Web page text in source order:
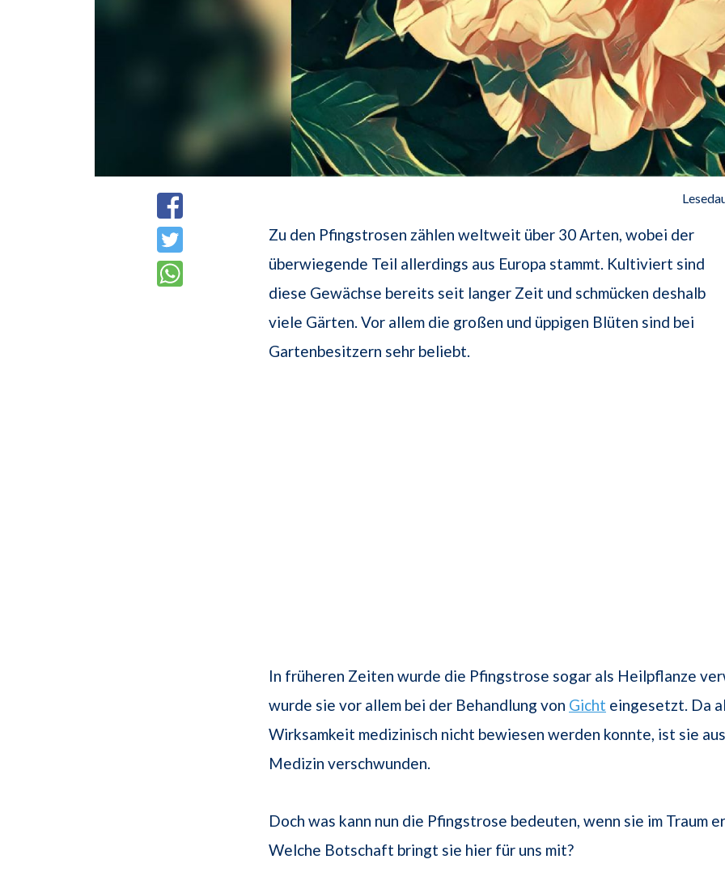
Zu den Pfingstrosen zählen weltweit über 30 Arten, wobei der
überwiegende Teil allerdings aus Europa stammt. Kultiviert sind
diese Gewächse bereits seit langer Zeit und schmücken deshalb
viele Gärten. Vor allem die großen und üppigen Blüten sind bei
Gartenbesitzern sehr beliebt.
In früheren Zeiten wurde die Pfingstrose sogar als Heilpflanze
wurde sie vor allem bei der Behandlung von Gicht eingesetzt. Da
Wirksamkeit medizinisch nicht bewiesen werden konnte, ist sie
Medizin verschwunden.
Doch was kann nun die Pfingstrose bedeuten, wenn sie im Traum
Welche Botschaft bringt sie hier für uns mit?